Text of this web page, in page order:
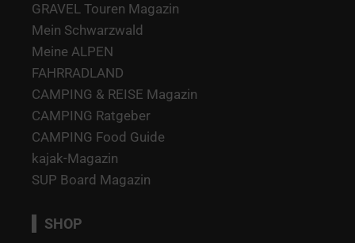
GRAVEL Touren Magazin
Mein Schwarzwald
Meine ALPEN
FAHRRADLAND
CAMPING & REISE Magazin
CAMPING Ratgeber
CAMPING Food Guide
kajak-Magazin
SUP Board Magazin
SHOP